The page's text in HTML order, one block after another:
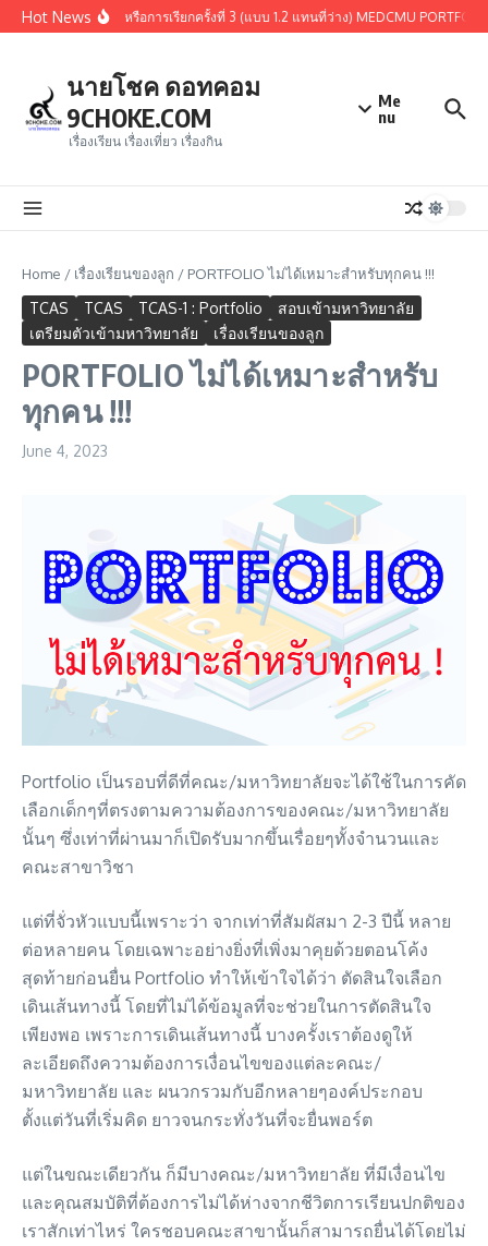
Skip to content
Hot News
ารคัดเลือกรอบ 1.3 หรือการเรียกครั้งที่ 3 (แบบ 1.2 แทนที่ว่าง) MEDCMU PORTFOLIO
นายโชค ดอทคอม
9CHOKE.COM
เรื่องเรียน เรื่องเที่ยว เรื่องกิน
Me
nu
Home / เรื่องเรียนของลูก / PORTFOLIO ไม่ได้เหมาะสำหรับทุกคน !!!
TCAS TCAS TCAS-1 : Portfolio
สอบเข้ามหาวิทยาลัย
เตรียมตัวเข้ามหาวิทยาลัย
เรื่องเรียนของลูก
PORTFOLIO ไม่ได้เหมาะสำหรับ
ทุกคน !!!
June 4, 2023
Portfolio เป็นรอบที่ดีที่คณะ/มหาวิทยาลัยจะได้ใช้ในการคัด
เลือกเด็กๆที่ตรงตามความต้องการของคณะ/มหาวิทยาลัย
นั้นๆ ซึ่งเท่าที่ผ่านมาก็เปิดรับมากขึ้นเรื่อยๆทั้งจำนวนและ
คณะสาขาวิชา
แต่ที่จั่วหัวแบบนี้เพราะว่า จากเท่าที่สัมผัสมา 2-3 ปีนี้ หลาย
ต่อหลายคน โดยเฉพาะอย่างยิ่งที่เพิ่งมาคุยด้วยตอนโค้ง
สุดท้ายก่อนยื่น Portfolio ทำให้เข้าใจได้ว่า ตัดสินใจเลือก
เดินเส้นทางนี้ โดยที่ไม่ได้ข้อมูลที่จะช่วยในการตัดสินใจ
เพียงพอ เพราะการเดินเส้นทางนี้ บางครั้งเราต้องดูให้
ละเอียดถึงความต้องการเงื่อนไขของแต่ละคณะ/
มหาวิทยาลัย และ ผนวกรวมกับอีกหลายๆองค์ประกอบ
ตั้งแต่วันที่เริ่มคิด ยาวจนกระทั่งวันที่จะยื่นพอร์ต
แต่ในขณะเดียวกัน ก็มีบางคณะ/มหาวิทยาลัย ที่มีเงื่อนไข
และคุณสมบัติที่ต้องการไม่ได้ห่างจากชีวิตการเรียนปกติของ
เราสักเท่าไหร่ ใครชอบคณะสาขานั้นก็สามารถยื่นได้โดยไม่